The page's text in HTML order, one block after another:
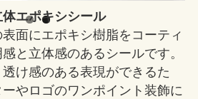
エポキシシール
面にエポキシ樹脂をコーティ
と立体感のあるシールです。
け感のある表現ができるた
やロゴのワンポイント装飾に